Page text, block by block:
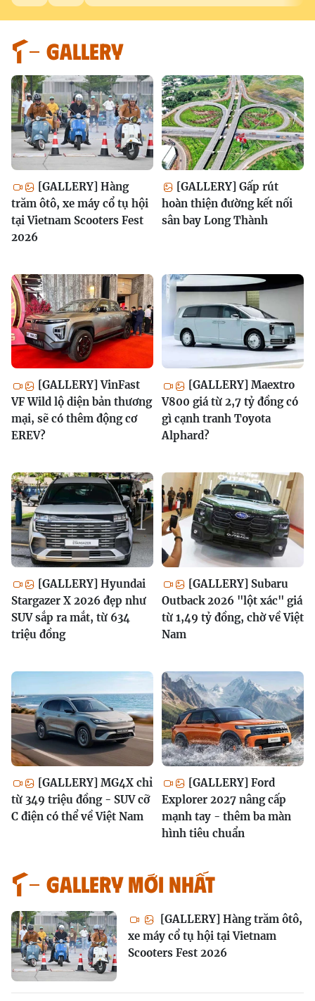
GALLERY
[GALLERY] Hàng
trăm ôtô, xe máy cổ tụ hội
tại Vietnam Scooters Fest
2026
[GALLERY] Gấp rút
hoàn thiện đường kết nối
sân bay Long Thành
[GALLERY] VinFast
VF Wild lộ diện bản thương
mại, sẽ có thêm động cơ
EREV?
[GALLERY] Maextro
V800 giá từ 2,7 tỷ đồng có
gì cạnh tranh Toyota
Alphard?
[GALLERY] Hyundai
Stargazer X 2026 đẹp như
SUV sắp ra mắt, từ 634
triệu đồng
[GALLERY] Subaru
Outback 2026 "lột xác" giá
từ 1,49 tỷ đồng, chờ về Việt
Nam
[GALLERY] MG4X chỉ
từ 349 triệu đồng - SUV cỡ
C điện có thể về Việt Nam
[GALLERY] Ford
Explorer 2027 nâng cấp
mạnh tay - thêm ba màn
hình tiêu chuẩn
GALLERY MỚI NHẤT
[GALLERY] Hàng trăm ôtô,
xe máy cổ tụ hội tại Vietnam
Scooters Fest 2026